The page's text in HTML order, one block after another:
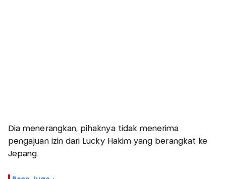
Dia menerangkan, pihaknya tidak menerima
pengajuan izin dari Lucky Hakim yang berangkat ke
Jepang.